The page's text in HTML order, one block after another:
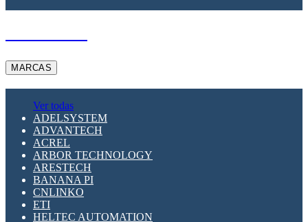
MARCAS
Ver todas
ADELSYSTEM
ADVANTECH
ACREL
ARBOR TECHNOLOGY
ARESTECH
BANANA PI
CNLINKO
ETI
HELTEC AUTOMATION